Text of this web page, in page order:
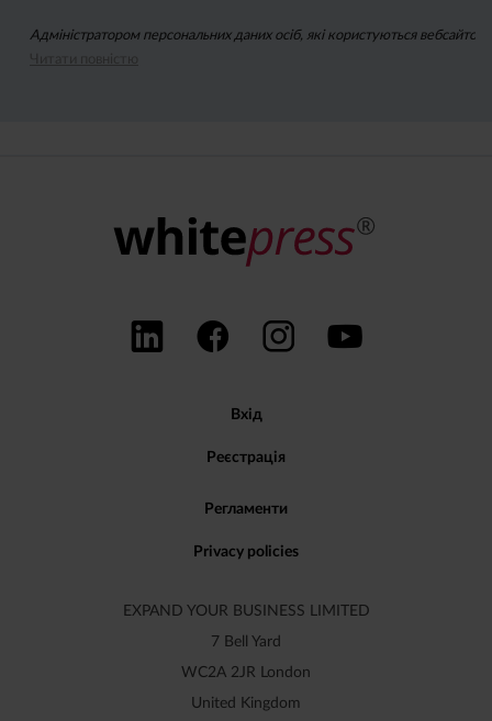
Адміністратором персональних даних осіб, які користуються
Вхід
Реєстрація
EXPAND YOUR BUSINESS LIMITED
7 Bell Yard
WC2A 2JR London
United Kingdom
Регламенти
Privacy policies